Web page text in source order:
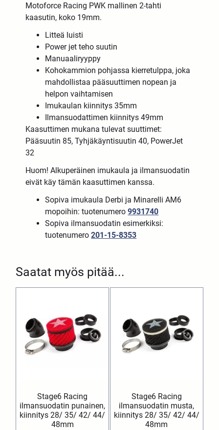
Saatat myös pitää...
Stage6 Racing
ilmansuodatin punainen,
kiinnitys 28/ 35/ 42/ 44/
48mm
Stage6 Racing
ilmansuodatin musta,
kiinnitys 28/ 35/ 42/ 44/
48mm
Motoforce Racing PWK mallinen 2-tahti
kaasutin, koko 19mm.
Litteä luisti
Power jet teho suutin
Manuaaliryyppy
Kohokammion pohjassa kierretulppa, joka
mahdollistaa pääsuuttimen nopean ja
helpon vaihtamisen
Imukaulan kiinnitys 35mm
Ilmansuodattimen kiinnitys 49mm
Kaasuttimen mukana tulevat suuttimet:
Pääsuutin 85, Tyhjäkäyntisuutin 40, PowerJet
32
Huom! Alkuperäinen imukaula ja ilmansuodatin
eivät käy tämän kaasuttimen kanssa.
Sopiva imukaula Derbi ja Minarelli AM6
mopoihin: tuotenumero9931740
Sopiva ilmansuodatin esimerkiksi:
tuotenumero201-15-8353